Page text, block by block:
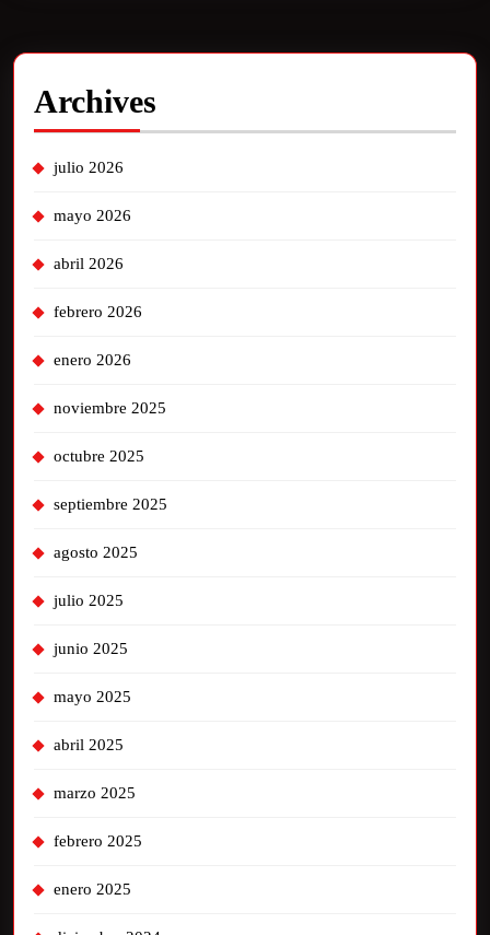
Archives
julio 2026
mayo 2026
abril 2026
febrero 2026
enero 2026
noviembre 2025
octubre 2025
septiembre 2025
agosto 2025
julio 2025
junio 2025
mayo 2025
abril 2025
marzo 2025
febrero 2025
enero 2025